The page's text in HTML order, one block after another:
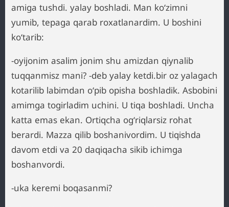
amiga tushdi. yalay boshladi. Man koʻzimni
yumib, tepaga qarab roxatlanardim. U boshini
koʻtarib:
-oyijonim asalim jonim shu amizdan qiynalib
tuqqanmisz mani? -deb yalay ketdi.bir oz yalagach
kotarilib labimdan oʻpib opisha boshladik. Asbobini
amimga togirladim uchini. U tiqa boshladi. Uncha
katta emas ekan. Ortiqcha ogʻriqlarsiz rohat
berardi. Mazza qilib boshanivordim. U tiqishda
davom etdi va 20 daqiqacha sikib ichimga
boshanvordi.
-uka keremi boqasanmi?